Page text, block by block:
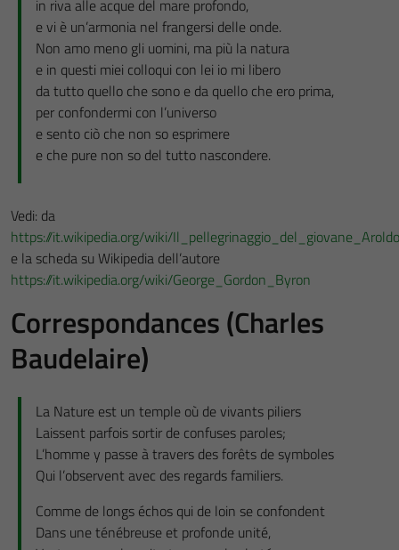
in riva alle acque del mare profondo,
e vi è un’armonia nel frangersi delle onde.
Non amo meno gli uomini, ma più la natura
e in questi miei colloqui con lei io mi libero
da tutto quello che sono e da quello che ero prima,
per confondermi con l’universo
e sento ciò che non so esprimere
e che pure non so del tutto nascondere.
Vedi: da
https://it.wikipedia.org/wiki/Il_pellegrinaggio_del_giovane_Aroldo
e la scheda su Wikipedia dell’autore
https://it.wikipedia.org/wiki/George_Gordon_Byron
Correspondances (Charles
Baudelaire)
La Nature est un temple où de vivants piliers
Laissent parfois sortir de confuses paroles;
L’homme y passe à travers des forêts de symboles
Qui l’observent avec des regards familiers.
Comme de longs échos qui de loin se confondent
Dans une ténébreuse et profonde unité,